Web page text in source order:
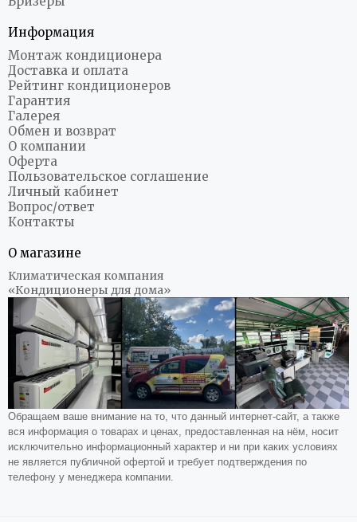
Информация
Монтаж кондиционера
Доставка и оплата
Рейтинг кондиционеров
Гарантия
Галерея
Обмен и возврат
О компании
Оферта
Пользовательское соглашение
Личный кабинет
Вопрос/ответ
Контакты
О магазине
Климатическая компания
«Кондиционеры для дома»
Обращаем ваше внимание на то, что данный интернет-сайт, а также
вся информация о товарах и ценах, предоставленная на нём, носит
исключительно информационный характер и ни при каких условиях
не является публичной офертой и требует подтверждения по
телефону у менеджера компании.